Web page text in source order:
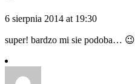
6 sierpnia 2014 at 19:30
super! bardzo mi sie podoba… 😉